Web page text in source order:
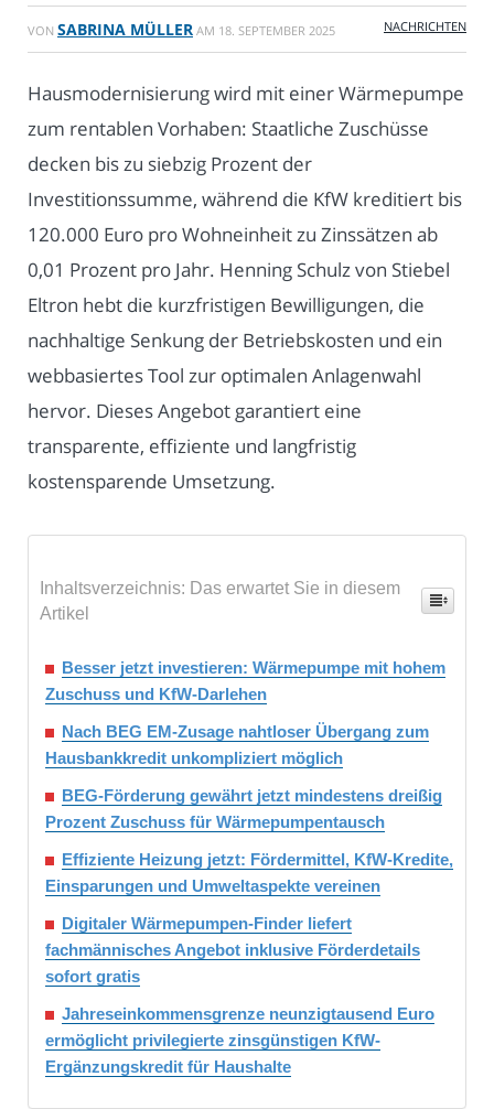
VON SABRINA MÜLLER AM 18. SEPTEMBER 2025 NACHRICHTEN
Hausmodernisierung wird mit einer Wärmepumpe
zum rentablen Vorhaben: Staatliche Zuschüsse
decken bis zu siebzig Prozent der
Investitionssumme, während die KfW kreditiert bis
120.000 Euro pro Wohneinheit zu Zinssätzen ab
0,01 Prozent pro Jahr. Henning Schulz von Stiebel
Eltron hebt die kurzfristigen Bewilligungen, die
nachhaltige Senkung der Betriebskosten und ein
webbasiertes Tool zur optimalen Anlagenwahl
hervor. Dieses Angebot garantiert eine
transparente, effiziente und langfristig
kostensparende Umsetzung.
Inhaltsverzeichnis: Das erwartet Sie in diesem
Artikel
Besser jetzt investieren: Wärmepumpe mit hohem
Zuschuss und KfW-Darlehen
Nach BEG EM-Zusage nahtloser Übergang zum
Hausbankkredit unkompliziert möglich
BEG-Förderung gewährt jetzt mindestens dreißig
Prozent Zuschuss für Wärmepumpentausch
Effiziente Heizung jetzt: Fördermittel, KfW-Kredite,
Einsparungen und Umweltaspekte vereinen
Digitaler Wärmepumpen-Finder liefert
fachmännisches Angebot inklusive Förderdetails
sofort gratis
Jahreseinkommensgrenze neunzigtausend Euro
ermöglicht privilegierte zinsgünstigen KfW-
Ergänzungskredit für Haushalte